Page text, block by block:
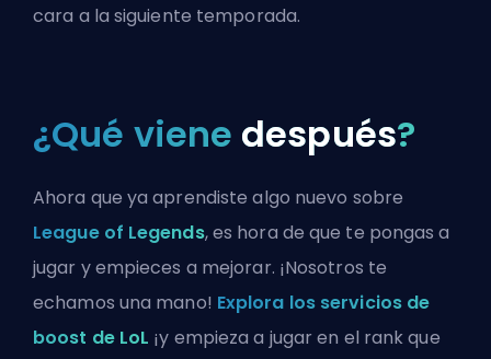
cara a la siguiente temporada.
¿Qué viene después?
Ahora que ya aprendiste algo nuevo sobre
League of Legends, es hora de que te pongas a
jugar y empieces a mejorar. ¡Nosotros te
echamos una mano! Explora los servicios de
boost de LoL ¡y empieza a jugar en el rank que